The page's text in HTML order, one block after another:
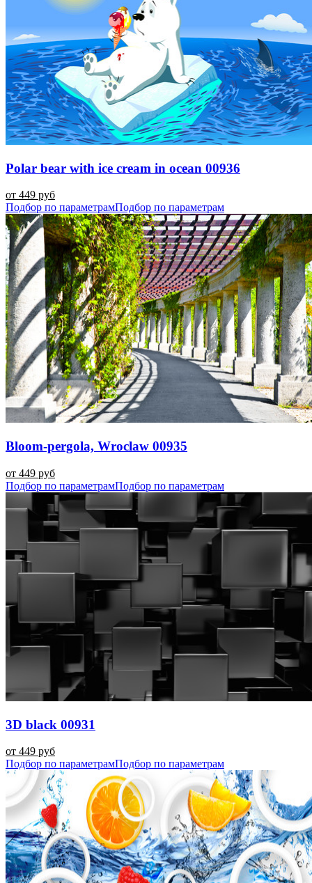
Polar bear with ice cream in ocean 00936
от 449 руб
Подбор по параметрамПодбор по параметрам
Bloom-pergola, Wroclaw 00935
от 449 руб
Подбор по параметрамПодбор по параметрам
3D black 00931
от 449 руб
Подбор по параметрамПодбор по параметрам